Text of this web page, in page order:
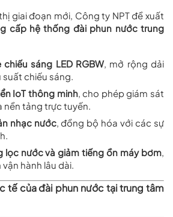
giai đoạn mới, Công ty NPT đề xuất
cấp hệ thống đài phun nước trung
sáng LED RGBW, mở rộng dải
chiếu sáng.
IoT thông minh, cho phép giám sát
nền tảng trực tuyến.
nhạc nước, đồng bộ hóa với các sự
lọc nước và giảm tiếng ồn máy bơm
hành lâu dài.
tế của đài phun nước tại trung tâm